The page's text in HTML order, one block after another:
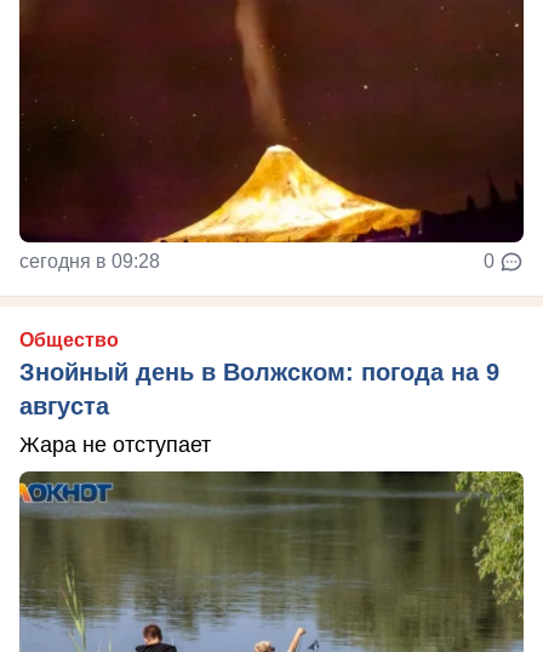
сегодня в 09:28 0
Общество
Знойный день в Волжском: погода на 9
августа
Жара не отступает